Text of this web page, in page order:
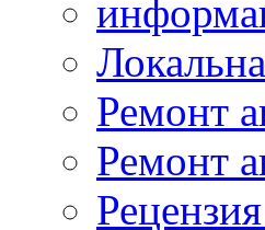
Ремонт
Ремонт